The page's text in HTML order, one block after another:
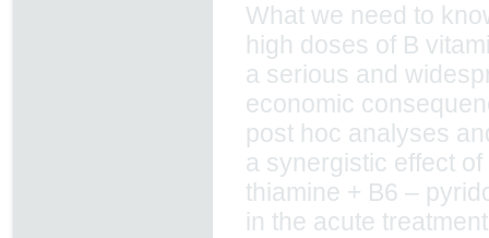
What we need to
high doses of B
a serious and
economic
post hoc analyses
a synergistic effect
thiamine + B6 –
in the acute